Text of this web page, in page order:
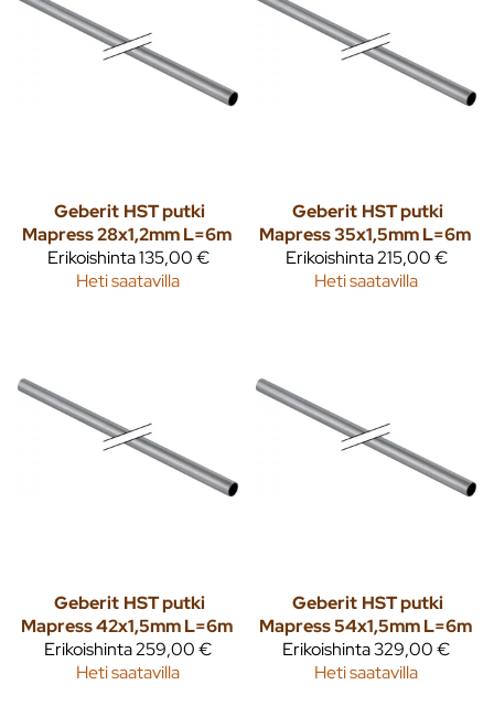
Geberit HST putki
Mapress 28x1,2mm L=6m
Erikoishinta135,00 €
Heti saatavilla
Geberit HST putki
Mapress 35x1,5mm L=6m
Erikoishinta215,00 €
Heti saatavilla
Geberit HST putki
Mapress 42x1,5mm L=6m
Erikoishinta259,00 €
Heti saatavilla
Geberit HST putki
Mapress 54x1,5mm L=6m
Erikoishinta329,00 €
Heti saatavilla